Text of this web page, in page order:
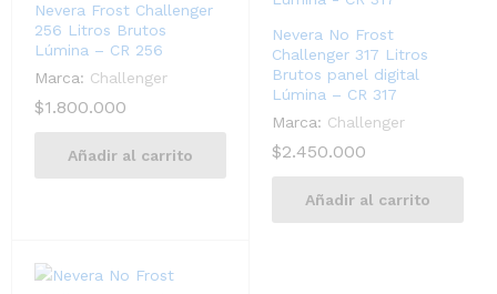
Nevera Frost Challenger
256 Litros Brutos
Lúmina – CR 256
Marca: Challenger
$1.800.000
Añadir al carrito
Nevera No Frost
Challenger 317 Litros
Brutos panel digital
Lúmina – CR 317
Marca: Challenger
$2.450.000
Añadir al carrito